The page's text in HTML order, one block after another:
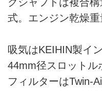
式。エンジン乾燥重
吸気はKEIHIN製イ
44mm径スロットル
フィルターはTwin-